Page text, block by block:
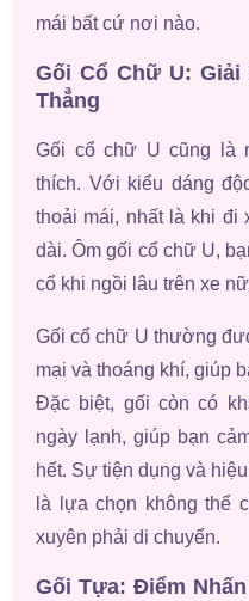
mái bất cứ nơi nào.
Gối Cổ Chữ U:
Thẳng
Gối cổ chữ U cũng là
thích. Với kiểu dáng
thoải mái, nhất là khi đi
dài. Ôm gối cổ chữ U,
cổ khi ngồi lâu trên xe
Gối cổ chữ U thường
mại và thoáng khí, giúp
Đặc biệt, gối còn có
ngày lạnh, giúp bạn
hết. Sự tiện dụng và
là lựa chọn không thể
xuyên phải di chuyển.
Gối Tựa: Điểm